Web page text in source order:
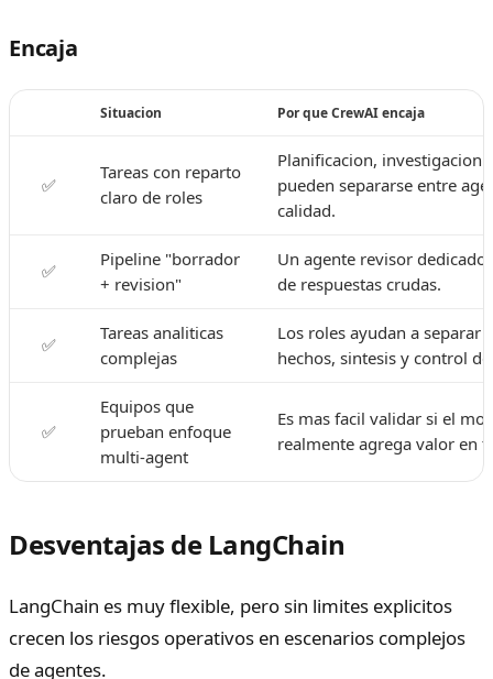
Encaja
Situacion Por que CrewAI encaja
✅
Tareas con reparto
claro de roles
Planificacion, investigacion
pueden separarse entre
calidad.
✅
Pipeline "borrador
+ revision"
Un agente revisor dedicado
de respuestas crudas.
✅
Tareas analiticas
complejas
Los roles ayudan a separar
hechos, sintesis y control
✅
Equipos que
prueban enfoque
multi-agent
Es mas facil validar si el
realmente agrega valor en
Desventajas de LangChain
LangChain es muy flexible, pero sin limites explicitos
crecen los riesgos operativos en escenarios complejos
de agentes.